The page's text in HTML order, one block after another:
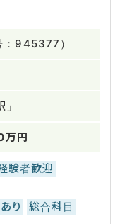
：945377）
円
験者歓迎
り 総合科目